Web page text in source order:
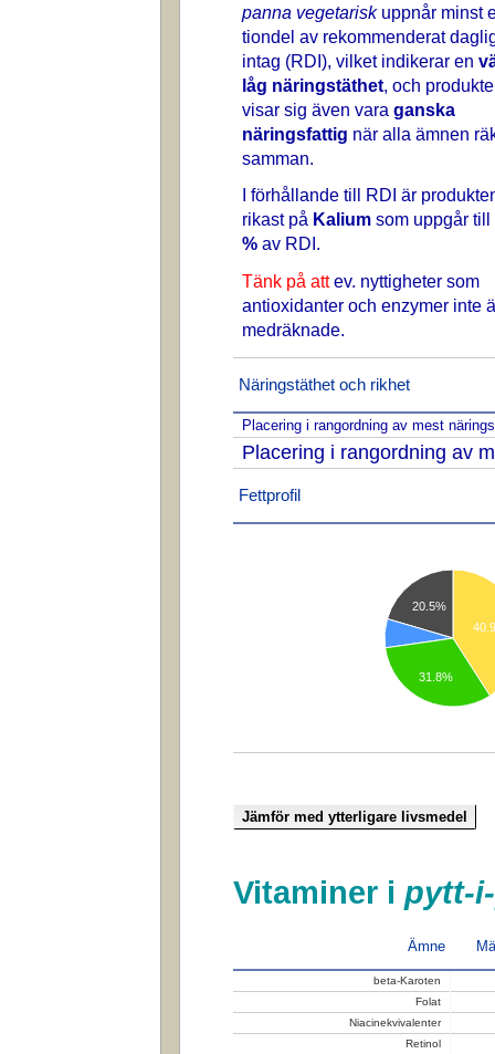
panna vegetariskuppnår minst
tiondel av rekommenderat
intag (RDI), vilket indikerar en
låg näringstäthet, och
visar sig även vara ganska
näringsfattig när alla ämnen
samman.
I förhållande till RDI är
rikast på Kalium som uppgår
% av RDI.
Tänk på attev. nyttigheter som
antioxidanter och enzymer inte
medräknade.
Näringstäthet och rikhet
Placering i rangordning av mest
Placering i rangordning av
Fettprofil
20.5%
31.8%
Vitaminer i pytt-
Ämne
beta-Karoten
Folat
Niacinekvivalenter
Retinol